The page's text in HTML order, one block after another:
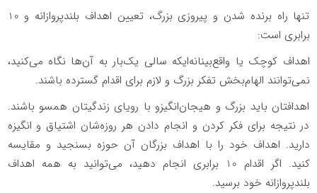
تنها راه برنده شدن و پیروزی بزرگ، تعیین اهداف بلندپروازانه و 10
برابری است:
اهداف کوچک یا واقع‌بینانه‌ایکه سالی یک‌بار به آن‌ها نگاه می‌کنید،
نمی‌توانند الهام‌بخش تفکر بزرگ و لازم برای اقدام گسترده باشند.
اهدافتان باید بزرگ و هیجان‌انگیزو با رویای زندگیتان همسو باشند.
در نتیجه برای فکر کردن و انجام دادن هر ‌روزه‌شان اشتیاق و انگیزه
دارید. اهداف خود را با اهداف بزرگان آن حوزه بسنجید و مقایسه
کنید. اگر اقدام 10 برابری انجام دهید، می‌توانید به همه اهداف
بلندپروازانه خود برسید.